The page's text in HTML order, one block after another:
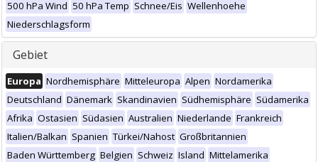
500 hPa Wind 50 hPa Temp Schnee/Eis Wellenhoehe
Niederschlagsform
Gebiet
Europa Nordhemisphäre Mitteleuropa Alpen Nordamerika
Deutschland Dänemark Skandinavien Südhemisphäre Südamerika
Afrika Ostasien Südasien Australien Niederlande Frankreich
Italien/Balkan Spanien Türkei/Nahost Großbritannien
Baden Württemberg Belgien Schweiz Island Mittelamerika